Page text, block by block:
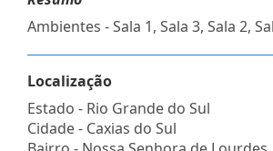
Ambientes - Sala 1, Sala 3, Sala 2,
Localização
Estado - Rio Grande do Sul
Cidade - Caxias do Sul